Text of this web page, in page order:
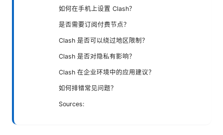
如何在手机上设置 Clash？
是否需要订阅付费节点？
Clash 是否可以绕过地区限制？
Clash 是否对隐私有影响？
Clash 在企业环境中的应用建议？
如何排错常见问题？
Sources: